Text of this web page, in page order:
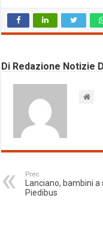
Di Redazione Notizie
Prec.
Lanciano, bambini a
Piedibus